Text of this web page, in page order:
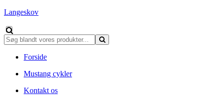
Langeskov
Forside
Mustang cykler
Kontakt os